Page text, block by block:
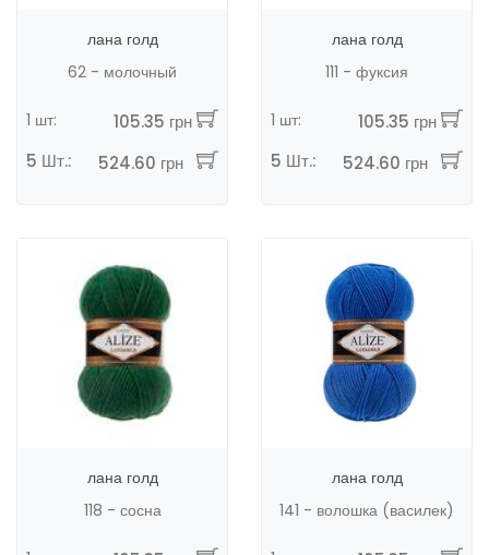
лана голд
62 - молочный
1 шт:
105.35 грн
5 Шт.:
524.60 грн
лана голд
111 - фуксия
1 шт:
105.35 грн
5 Шт.:
524.60 грн
лана голд
118 - сосна
лана голд
141 - волошка (василек)